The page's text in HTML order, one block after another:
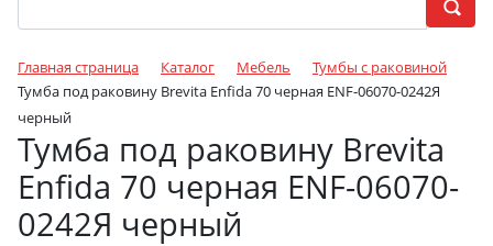
Главная страница Каталог Мебель
Тумбы с раковиной
Тумба под раковину Brevita Enfida 70 черная ENF-06070-0242Я
черный
Тумба под раковину Brevita
Enfida 70 черная ENF-06070-
0242Я черный